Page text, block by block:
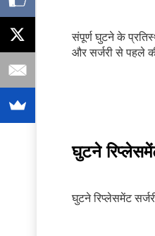
संपूर्ण घुटने के
और सर्जरी से पहले
घुटने
घुटने रिप्लेसमेंट